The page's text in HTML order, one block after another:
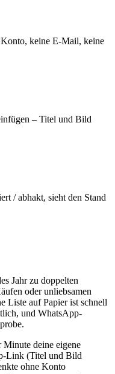
keine E-Mail, keine
– Titel und Bild
/ abhakt, sieht den Stand
Jahr zu doppelten
oder unliebsamen
Liste auf Papier ist schnell
und WhatsApp-
deine eigene
Link (Titel und Bild
ohne Konto